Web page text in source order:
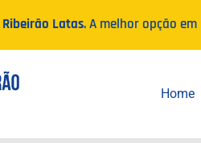
Ribeirão Latas. A melhor opção
Home